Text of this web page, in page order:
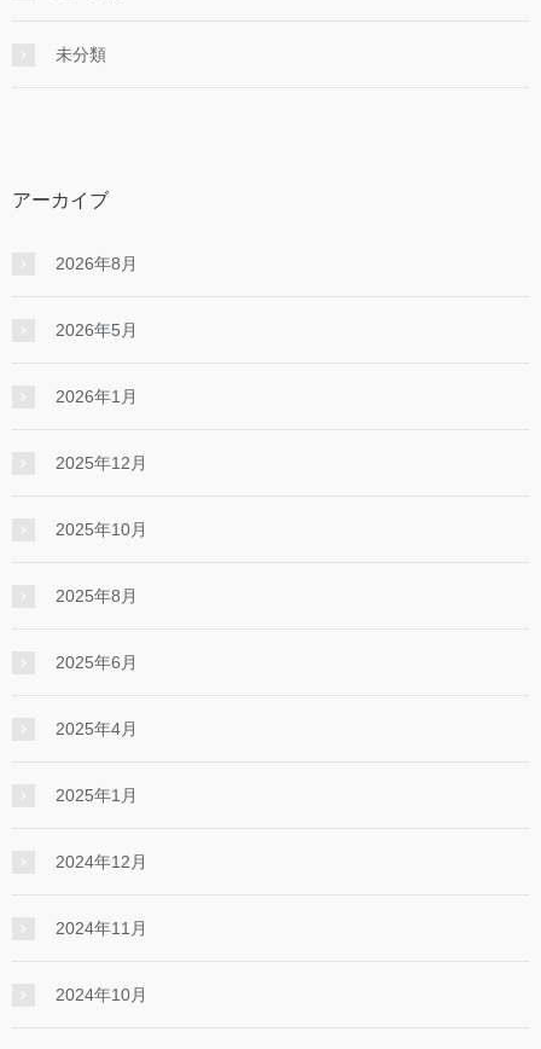
未分類
アーカイブ
2026年8月
2026年5月
2026年1月
2025年12月
2025年10月
2025年8月
2025年6月
2025年4月
2025年1月
2024年12月
2024年11月
2024年10月